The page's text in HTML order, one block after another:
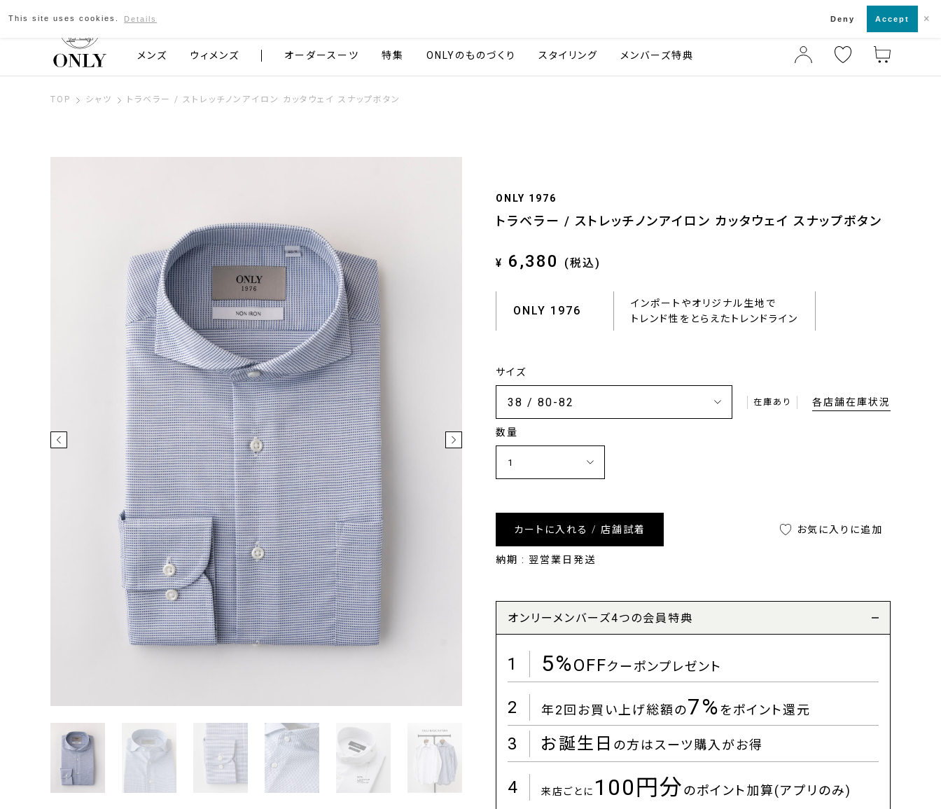
京都発のスーツブランド ONLY
メンズ ウィメンズ オーダースーツ 特集 ONLYのものづくり スタイリング メンバーズ特典
TOP シャツ トラベラー / ストレッチノンアイロン カッタウェイ スナップボタン
ONLY 1976
トラベラー / ストレッチノンアイロン カッタウェイ スナップボタン
¥ 6,380 (税込)
ONLY 1976
インポートやオリジナル生地で
トレンド性をとらえたトレンドライン
サイズ
在庫あり 各店舗在庫状況
数量
カートに入れる / 店舗試着
納期 : 翌営業日発送
お気に入りに追加
オンリーメンバーズ4つの会員特典
1 5%OFFクーポンプレゼント
2 年2回お買い上げ総額の7%をポイント還元
3 お誕生日 の方はスーツ購入がお得
4 来店ごとに 100円分のポイント加算(アプリのみ)
This site uses cookies. Details Deny Accept ×